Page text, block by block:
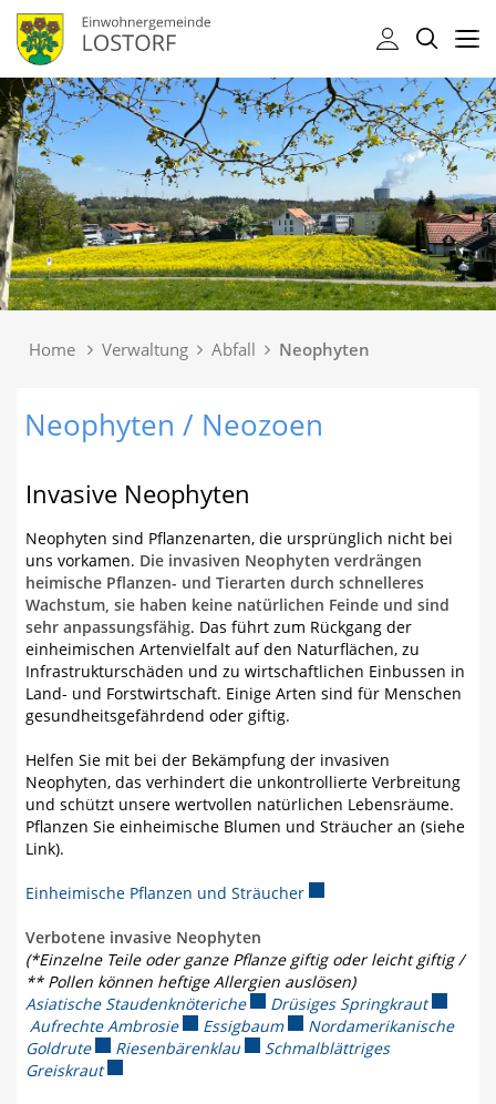
Kopfzeile
Kopfzeile
Home Verwaltung Abfall Neophyten
Inhalt
Neophyten / Neozoen
Invasive Neophyten
Neophyten sind Pflanzenarten, die ursprünglich nicht bei
uns vorkamen. Die invasiven Neophyten verdrängen
heimische Pflanzen- und Tierarten durch schnelleres
Wachstum, sie haben keine natürlichen Feinde und sind
sehr anpassungsfähig. Das führt zum Rückgang der
einheimischen Artenvielfalt auf den Naturflächen, zu
Infrastrukturschäden und zu wirtschaftlichen Einbussen in
Land- und Forstwirtschaft. Einige Arten sind für Menschen
gesundheitsgefährdend oder giftig.
Helfen Sie mit bei der Bekämpfung der invasiven
Neophyten, das verhindert die unkontrollierte Verbreitung
und schützt unsere wertvollen natürlichen Lebensräume.
Pflanzen Sie einheimische Blumen und Sträucher an (siehe
Link).
Einheimische Pflanzen und Sträucher Externer Link wird in
Verbotene invasive Neophyten
(*Einzelne Teile oder ganze Pflanze giftig oder leicht giftig /
** Pollen können heftige Allergien auslösen)
Asiatische StaudenknötericheExterner Link wird in einem
Drüsiges SpringkrautExterner
Aufrechte AmbrosieExterner Link wird in einem neuen
EssigbaumExterner Link wird in einem
Nordamerikanische
GoldruteExterner Link wird in einem neuen Fenster geöffnet.
RiesenbärenklauExterner Link wird in einem
Schmalblättriges
GreiskrautExterner Link wird in einem neuen Fenster geöffnet.